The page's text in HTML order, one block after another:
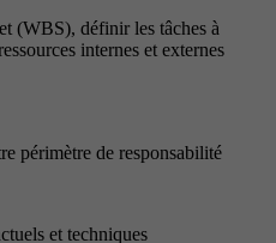
(WBS), définir les tâches à
internes et externes
périmètre de responsabilité
et techniques